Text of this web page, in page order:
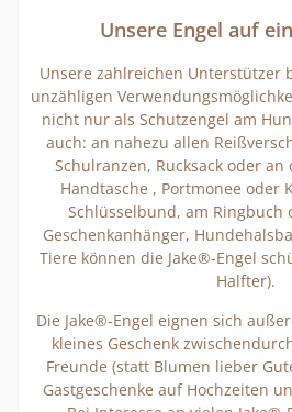
Unsere Engel auf
Unsere zahlreichen Unterstützer
unzähligen
nicht nur als Schutzengel am
auch: an nahezu allen
Schulranzen, Rucksack oder an
Handtasche , Portmonee oder
Schlüsselbund, am Ringbuch
Geschenkanhänger,
Tiere können die Jake®-Engel
Halfter).
Die Jake®-Engel eignen sich
kleines Geschenk
Freunde (statt Blumen lieber
Gastgeschenke auf Hochzeiten